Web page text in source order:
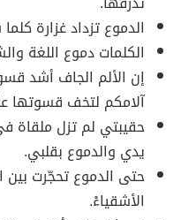
الدموع تزداد غزارة
الكلمات دموع اللغة
إن الألم الجاف أشد
آلامكم لتخف قسوتها
حقيبتي لم تزل ملقاة
يدي والدموع بقلبي.
حتى الدموع تحجّرت بين
الأشقياءْ.